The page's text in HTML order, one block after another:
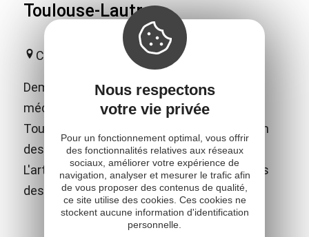
Toulouse-Lautrec
Camjac
Demeure familiale d'exception, ce château
médiéval richement meublé a donné à
Toulouse-Lautrec les atouts pour devenir un
des plus célèbres peintres du XIXème s.
L'artiste y est toujours présent à travers des
dessins, affiches et lithographies.
Nous respectons
votre vie privée
Pour un fonctionnement optimal, vous offrir
des fonctionnalités relatives aux réseaux
sociaux, améliorer votre expérience de
navigation, analyser et mesurer le trafic afin
de vous proposer des contenus de qualité,
ce site utilise des cookies. Ces cookies ne
stockent aucune information d'identification
personnelle.